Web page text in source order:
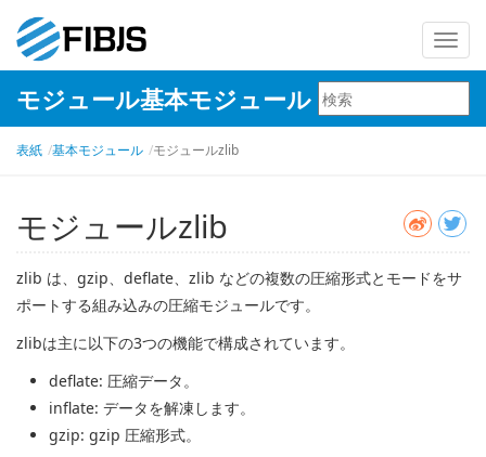
ナ
ビ
ー
ン
を
り
モジュール基本モジュール
表紙 基本モジュール モジュールzlib
モジュールzlib
zlib は、gzip、deflate、zlib などの複数の圧縮形式とモードをサ
ポートする組み込みの圧縮モジュールです。
zlibは主に以下の3つの機能で構成されています。
deflate: 圧縮データ。
inflate: データを解凍します。
gzip: gzip 圧縮形式。